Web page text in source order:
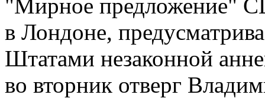
"Мирное предложение"
в Лондоне,
Штатами незаконной
во вторник отверг